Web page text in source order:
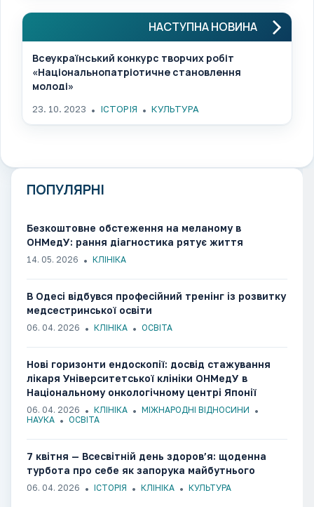
НАСТУПНА НОВИНА
Всеукраїнський конкурс творчих робіт
«Національнопатріотичне становлення
молоді»
23. 10. 2023 ІСТОРІЯ КУЛЬТУРА
ПОПУЛЯРНІ
Безкоштовне обстеження на меланому в
ОНМедУ: рання діагностика рятує життя​​​​​​​​​​​​​​​​
14. 05. 2026 КЛІНІКА
В Одесі відбувся професійний тренінг із розвитку
медсестринської освіти
06. 04. 2026 КЛІНІКА ОСВІТА
Нові горизонти ендоскопії: досвід стажування
лікаря Університетської клініки ОНМедУ в
Національному онкологічному центрі Японії
06. 04. 2026 КЛІНІКА
МІЖНАРОДНІ ВІДНОСИНИ
НАУКА
ОСВІТА
7 квітня — Всесвітній день здоров’я: щоденна
турбота про себе як запорука майбутнього
06. 04. 2026 ІСТОРІЯ КЛІНІКА КУЛЬТУРА